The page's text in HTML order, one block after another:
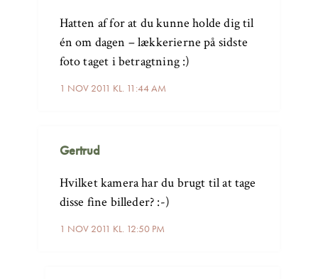
1 NOV 2011 KL. 11:44 AM
Hatten af for at du kunne holde dig til
én om dagen – lækkerierne på sidste
foto taget i betragtning :)
Gertrud
1 NOV 2011 KL. 12:50 PM
Hvilket kamera har du brugt til at tage
disse fine billeder? :-)